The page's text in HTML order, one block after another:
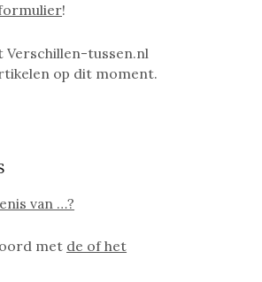
!
Verschillen-tussen.nl
op dit moment.
van …?
met de of het